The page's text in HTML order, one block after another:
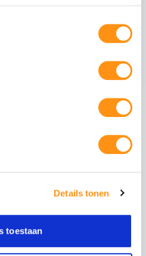
Details tonen
toestaan
glas
thermisch proces waarbij
in het oppervlak,
glas
temperatuurverschillen
1 norm